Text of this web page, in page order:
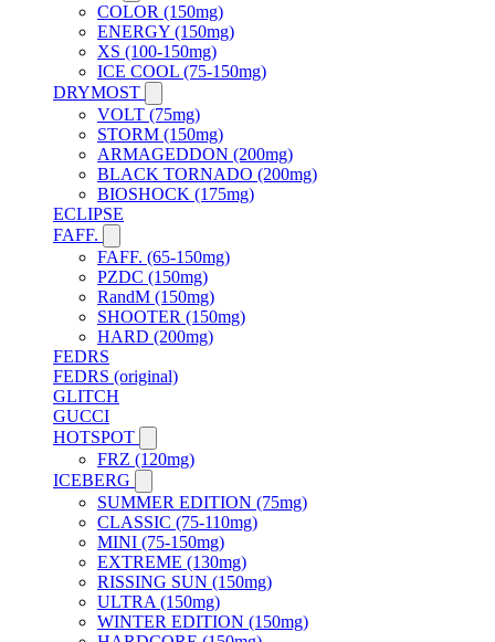
COLOR (150mg)
ENERGY (150mg)
XS (100-150mg)
ICE COOL (75-150mg)
DRYMOST
VOLT (75mg)
STORM (150mg)
ARMAGEDDON (200mg)
BLACK TORNADO (200mg)
BIOSHOCK (175mg)
ECLIPSE
FAFF.
FAFF. (65-150mg)
PZDC (150mg)
RandM (150mg)
SHOOTER (150mg)
HARD (200mg)
FEDRS
FEDRS (original)
GLITCH
GUCCI
HOTSPOT
FRZ (120mg)
ICEBERG
SUMMER EDITION (75mg)
CLASSIC (75-110mg)
MINI (75-150mg)
EXTREME (130mg)
RISSING SUN (150mg)
ULTRA (150mg)
WINTER EDITION (150mg)